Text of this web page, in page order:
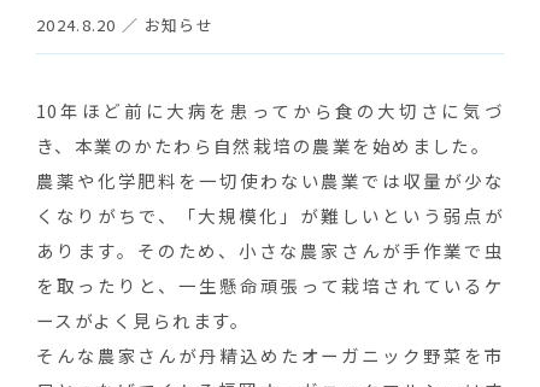
2024.8.20 ／ お知らせ
10年ほど前に大病を患ってから食の大切さに気づ
き、本業のかたわら自然栽培の農業を始めました。
農薬や化学肥料を一切使わない農業では収量が少な
くなりがちで、「大規模化」が難しいという弱点が
あります。そのため、小さな農家さんが手作業で虫
を取ったりと、一生懸命頑張って栽培されているケ
ースがよく見られます。
そんな農家さんが丹精込めたオーガニック野菜を市